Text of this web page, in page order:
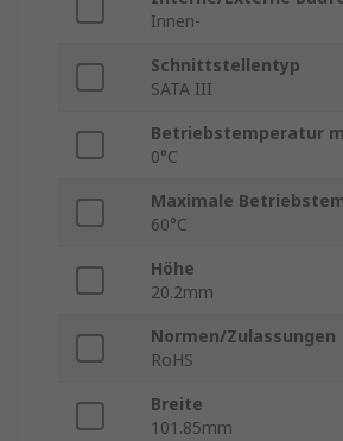
Innen-
Schnittstellentyp
SATA III
Betriebstemperatur
0°C
Maximale
60°C
Höhe
20.2mm
Normen/Zulassungen
RoHS
Breite
101.85mm